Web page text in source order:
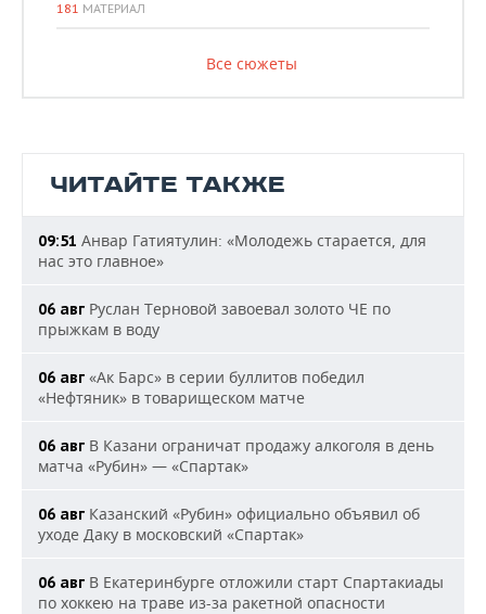
181 МАТЕРИАЛ
Все сюжеты
ЧИТАЙТЕ ТАКЖЕ
09:51 Анвар Гатиятулин: «Молодежь старается, для
нас это главное»
06 авг Руслан Терновой завоевал золото ЧЕ по
прыжкам в воду
06 авг «Ак Барс» в серии буллитов победил
«Нефтяник» в товарищеском матче
06 авг В Казани ограничат продажу алкоголя в день
матча «Рубин» — «Спартак»
06 авг Казанский «Рубин» официально объявил об
уходе Даку в московский «Спартак»
06 авг В Екатеринбурге отложили старт Спартакиады
по хоккею на траве из-за ракетной опасности